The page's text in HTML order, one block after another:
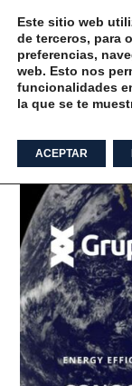
enerAgen
Este sitio web
de terceros, para
preferencias,
web. Esto nos
funcionalidades
la que se te
ACEPTAR